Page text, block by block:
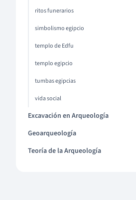
ritos funerarios
simbolismo egipcio
templo de Edfu
templo egipcio
tumbas egipcias
vida social
Excavación en Arqueología
Geoarqueología
Teoría de la Arqueología